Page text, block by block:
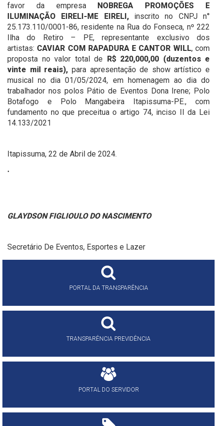
favor da empresa NOBREGA PROMOÇÕES E
ILUMINAÇÃO EIRELI-ME EIRELI, inscrito no CNPJ n°
25.173.110/0001-86, residente na Rua do Fonseca, nº 222
Ilha do Retiro – PE, representante exclusivo dos
artistas: CAVIAR COM RAPADURA E CANTOR WILL, com
proposta no valor total de R$ 220,000,00 (duzentos e
vinte mil reais), para apresentação de show artístico e
musical no dia 01/05/2024, em homenagem ao dia do
trabalhador nos polos Pátio de Eventos Dona Irene; Polo
Botafogo e Polo Mangabeira Itapissuma-PE., com
fundamento no que preceitua o artigo 74, inciso II da Lei
14.133/2021
Itapissuma, 22 de Abril de 2024.
.
GLAYDSON FIGLIOULO DO NASCIMENTO
Secretário De Eventos, Esportes e Lazer
PORTAL DA TRANSPARÊNCIA
TRANSPARÊNCIA PREVIDÊNCIA
PORTAL DO SERVIDOR